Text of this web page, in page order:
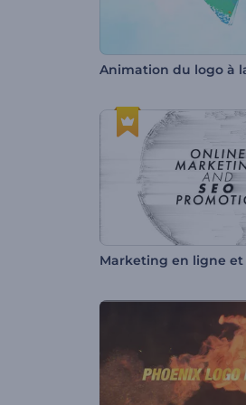
Animation du logo à